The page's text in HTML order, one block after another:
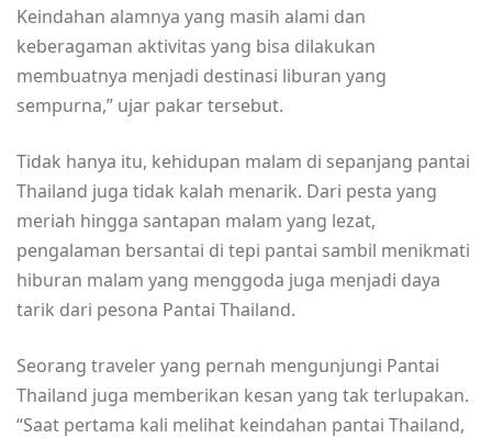
Keindahan alamnya yang masih alami dan
keberagaman aktivitas yang bisa dilakukan
membuatnya menjadi destinasi liburan yang
sempurna,” ujar pakar tersebut.
Tidak hanya itu, kehidupan malam di sepanjang pantai
Thailand juga tidak kalah menarik. Dari pesta yang
meriah hingga santapan malam yang lezat,
pengalaman bersantai di tepi pantai sambil menikmati
hiburan malam yang menggoda juga menjadi daya
tarik dari pesona Pantai Thailand.
Seorang traveler yang pernah mengunjungi Pantai
Thailand juga memberikan kesan yang tak terlupakan.
“Saat pertama kali melihat keindahan pantai Thailand,